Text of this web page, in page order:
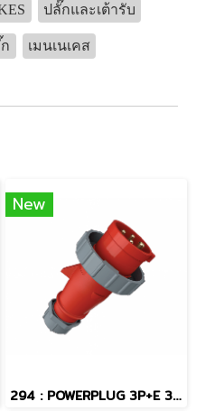
ปลั๊กและเต้ารับ
เมนเนเคส
New
294 : POWERPLUG 3P+E 32A400Vผู้(IP67)